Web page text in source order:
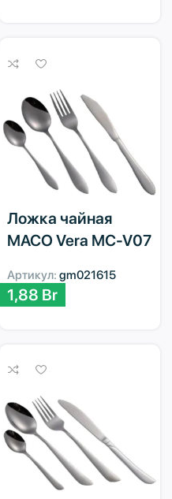
Ложка чайная
MACO Vera MC-V07
Артикул: gm021615
1,88 Br